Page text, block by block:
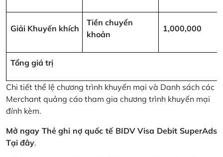
Giải Khuyến khích
Tiền chuyển
khoản
1,000,000
Tổng giá trị
Chi tiết thể lệ chương trình khuyến mại và Danh sách các
Merchant quảng cáo tham gia chương trình khuyến mại
đính kèm.
Mở ngay Thẻ ghi nợ quốc tế BIDV Visa Debit SuperAds
Tại đây.